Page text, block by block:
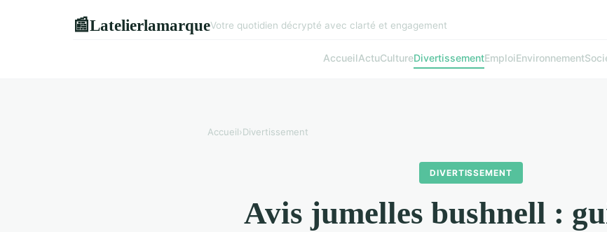
📰LatelierlamarqueVotre quotidien décrypté avec clarté et engagement
AccueilActuCultureDivertissementEmploiEnvironnement
Accueil›Divertissement
DIVERTISSEMENT
Avis jumelles bushnell :